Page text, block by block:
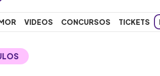
VIDEOS CONCURSOS TICKETS